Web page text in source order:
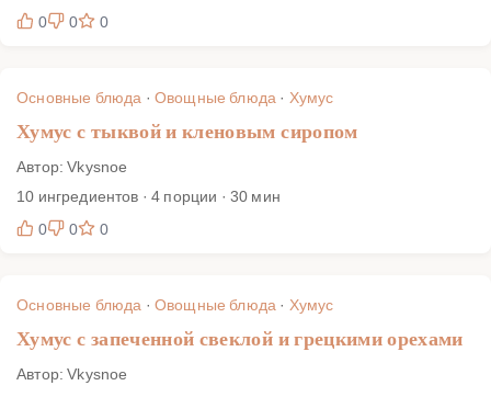
0
0 0
Основные блюда · Овощные блюда · Хумус
Хумус с тыквой и кленовым сиропом
Автор: Vkysnoe
10 ингредиентов · 4 порции · 30 мин
0
0 0
Основные блюда · Овощные блюда · Хумус
Хумус с запеченной свеклой и грецкими орехами
Автор: Vkysnoe